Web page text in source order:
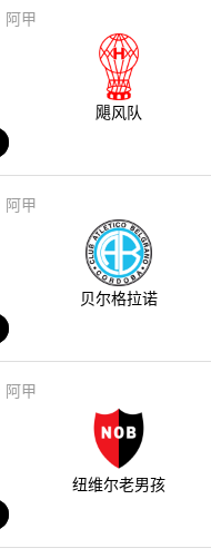
阿甲
飓风队
阿甲
贝尔格拉诺
阿甲
纽维尔老男孩